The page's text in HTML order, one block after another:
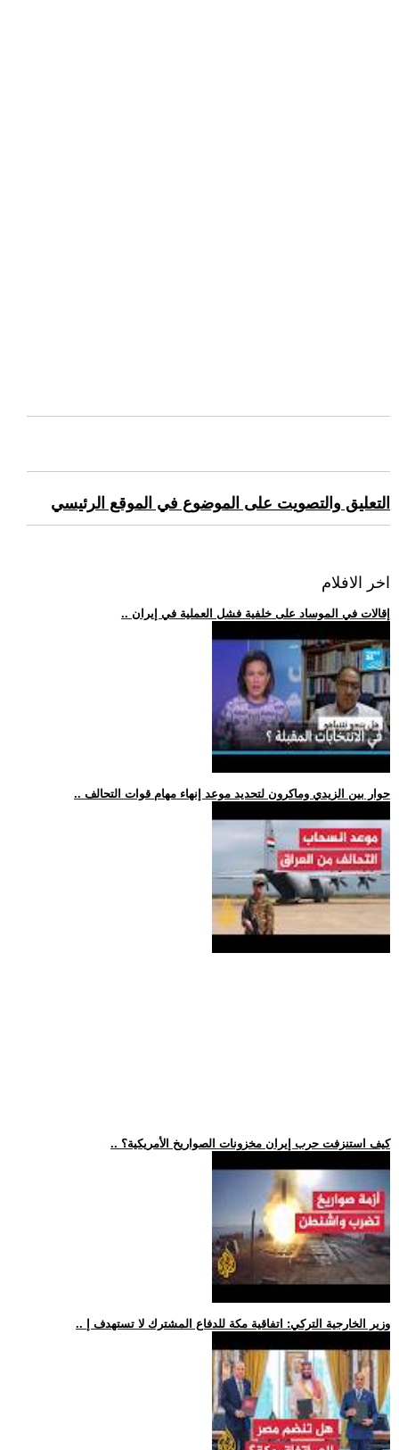
التعليق والتصويت على الموضوع في الموقع الرئيسي
اخر الافلام
.. إقالات في الموساد على خلفية فشل العملية في إيران
.. حوار بين الزيدي وماكرون لتحديد موعد إنهاء مهام قوات التحالف
.. كيف استنزفت حرب إيران مخزونات الصواريخ الأمريكية؟
.. وزير الخارجية التركي: اتفاقية مكة للدفاع المشترك لا تستهدف إ